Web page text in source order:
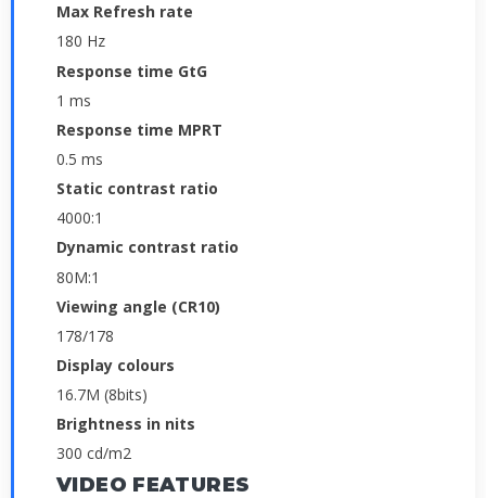
Max Refresh rate
180 Hz
Response time GtG
1 ms
Response time MPRT
0.5 ms
Static contrast ratio
4000:1
Dynamic contrast ratio
80M:1
Viewing angle (CR10)
178/178
Display colours
16.7M (8bits)
Brightness in nits
300 cd/m2
VIDEO FEATURES